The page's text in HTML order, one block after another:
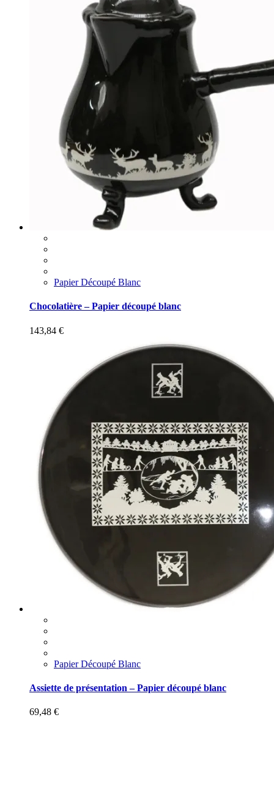
Papier Découpé Blanc
Chocolatière – Papier découpé blanc
143,84 €
Papier Découpé Blanc
Assiette de présentation – Papier découpé blanc
69,48 €